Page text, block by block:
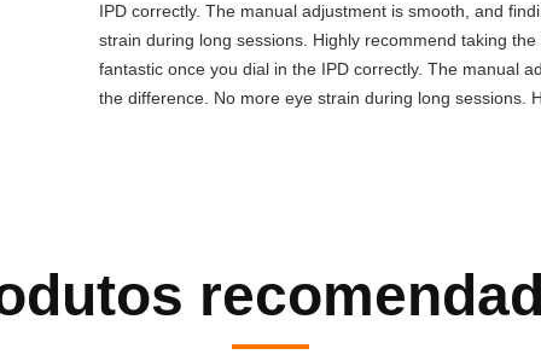
IPD correctly. The manual adjustment is smooth, and
strain during long sessions. Highly recommend taking
fantastic once you dial in the IPD correctly. The manual
the difference. No more eye strain during long sessions.